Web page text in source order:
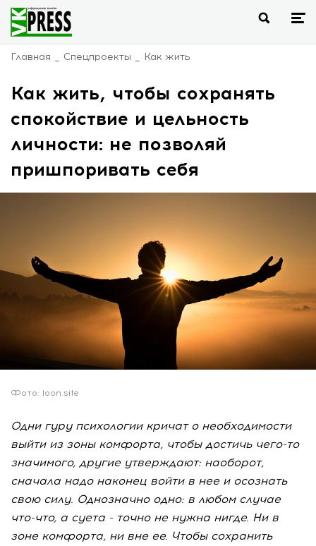
Главная Спецпроекты Как жить
Как жить, чтобы сохранять
спокойствие и цельность
личности: не позволяй
пришпоривать себя
Фото: loon.site
Одни гуру психологии кричат о необходимости
выйти из зоны комфорта, чтобы достичь чего-то
значимого, другие утверждают: наоборот,
сначала надо наконец войти в нее и осознать
свою силу. Однозначно одно: в любом случае
что-что, а суета - точно не нужна нигде. Ни в
зоне комфорта, ни вне ее. Чтобы сохранить